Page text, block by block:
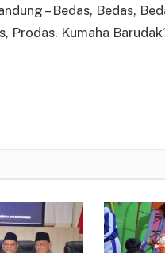
– Bedas, Bedas,
Prodas. Kumaha